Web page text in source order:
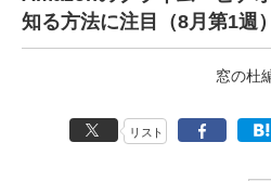
知る方法に注目（8月第1週）
窓の杜
リスト